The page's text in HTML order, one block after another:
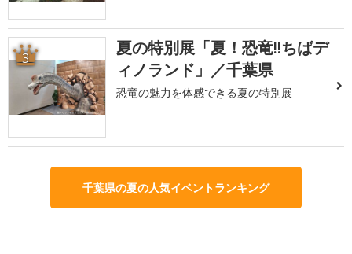
3
夏の特別展「夏！恐竜!!ちばデ
ィノランド」／千葉県
恐竜の魅力を体感できる夏の特別展
千葉県の夏の人気イベントランキング